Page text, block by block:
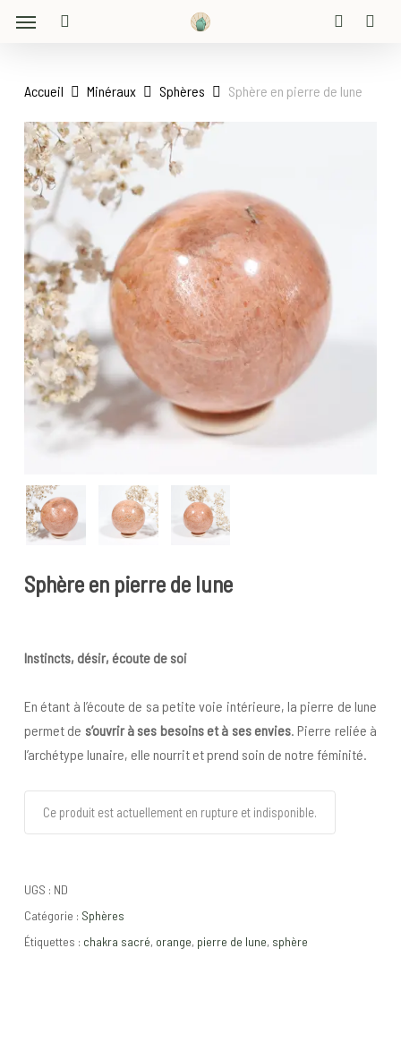
content
Menu
Accueil Minéraux Sphères Sphère en pierre de lune
Sphère en pierre de lune
Instincts, désir, écoute de soi
En étant à l’écoute de sa petite voie intérieure, la pierre de lune
permet de s’ouvrir à ses besoins et à ses envies. Pierre reliée à
l’archétype lunaire, elle nourrit et prend soin de notre féminité.
Ce produit est actuellement en rupture et indisponible.
UGS : ND
Catégorie : Sphères
Étiquettes : chakra sacré, orange, pierre de lune, sphère